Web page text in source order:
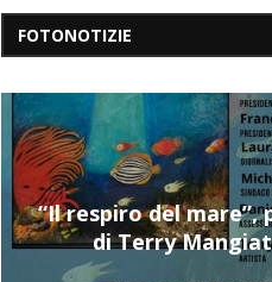
FOTONOTIZIE
“Il respiro del mare”,
di Terry